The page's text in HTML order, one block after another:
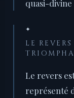
quasi-divine
✦
LE
Le revers
représenté